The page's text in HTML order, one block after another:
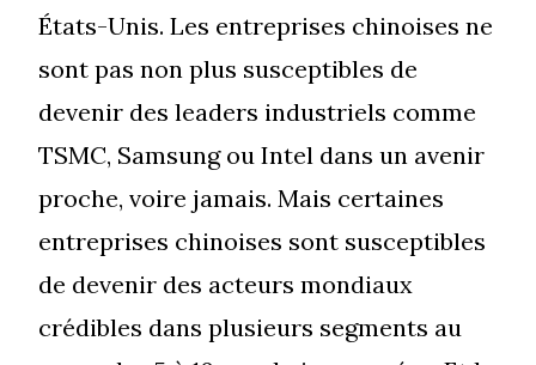
États-Unis. Les entreprises chinoises ne
sont pas non plus susceptibles de
devenir des leaders industriels comme
TSMC, Samsung ou Intel dans un avenir
proche, voire jamais. Mais certaines
entreprises chinoises sont susceptibles
de devenir des acteurs mondiaux
crédibles dans plusieurs segments au